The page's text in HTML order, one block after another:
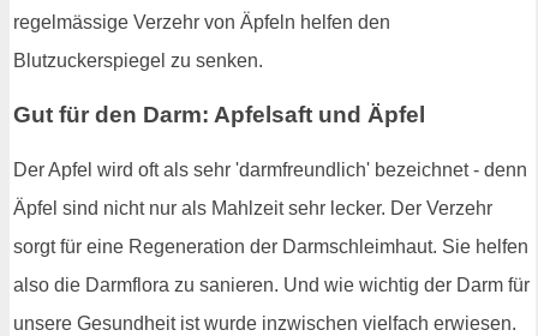
regelmässige Verzehr von Äpfeln helfen den
Blutzuckerspiegel zu senken.
Gut für den Darm: Apfelsaft und Äpfel
Der Apfel wird oft als sehr 'darmfreundlich' bezeichnet - denn
Äpfel sind nicht nur als Mahlzeit sehr lecker. Der Verzehr
sorgt für eine Regeneration der Darmschleimhaut. Sie helfen
also die Darmflora zu sanieren. Und wie wichtig der Darm für
unsere Gesundheit ist wurde inzwischen vielfach erwiesen.